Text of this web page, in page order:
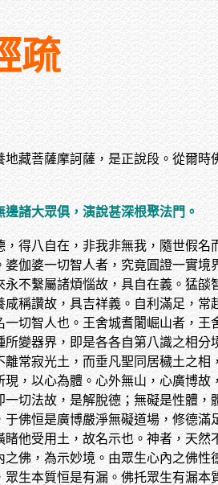
疏
藏菩薩摩訶薩，是正說段。從爾時
諸大眾俱，演說甚深根聚法門。
得八自在，非我非無我，隨世假名
伽婆一切智人者，究竟圓證一實境
不繫屬諸煩惱故，具自在義。猛燄
稱讚故，具吉祥義。自利滿足，常
切智人也。王舍城耆闍崛山者，王
變器界，即是各各自第八識之相分
常寂光土，而垂凡聖同居穢土之相
，以心為體。心外無山，心廣博故
切法故，是解脫德；無礙是性體，
佛恒是廣博嚴淨無礙道場，修德滿
他受用土，故名示也。神者，天然
佛，為示妙境。由眾生心內之佛性
生本質恒是有漏。佛托眾生有漏本